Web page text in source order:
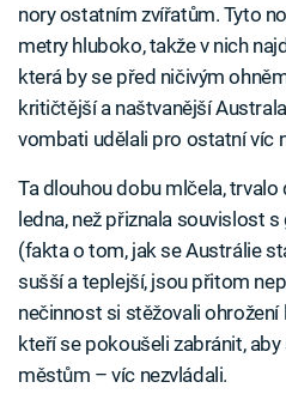
nory ostatním zvířatům. Tyto
metry hluboko, takže v nich
která by se před ničivým
kritičtější a naštvanější
vombati udělali pro ostatní víc
Ta dlouhou dobu mlčela,
ledna, než přiznala souvislost
(fakta o tom, jak se Austrálie
sušší a teplejší, jsou přitom
nečinnost si stěžovali ohrožení
kteří se pokoušeli zabránit,
městům – víc nezvládali.